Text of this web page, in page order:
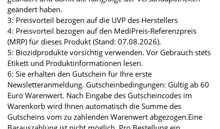
geändert haben.
3: Preisvorteil bezogen auf die UVP des Herstellers
4: Preisvorteil bezogen auf den MediPreis-Referenzpreis
(MRP) für dieses Produkt (Stand: 07.08.2026).
5: Biozidprodukte vorsichtig verwenden. Vor Gebrauch stets
Etikett und Produktinformationen lesen.
6: Sie erhalten den Gutschein für Ihre erste
Newsletteranmeldung. Gutscheinbedingungen: Gültig ab 60
Euro Warenwert. Nach Eingabe des Gutscheincodes im
Warenkorb wird Ihnen automatisch die Summe des
Gutscheins vom zu zahlenden Warenwert abgezogen.Eine